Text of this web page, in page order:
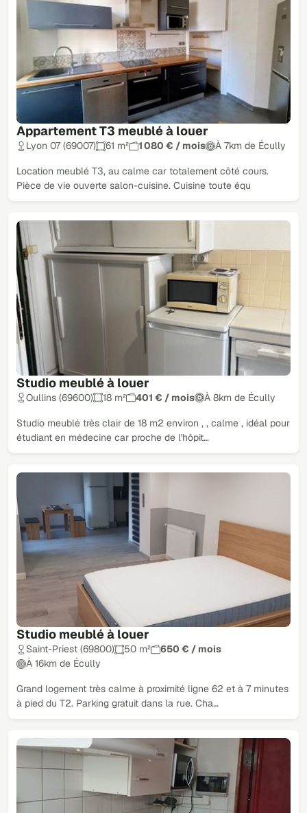
Appartement T3 meublé à louer
Lyon 07 (69007) 61 m² 1 080 € / mois À 7km de Écully
Location meublé T3, au calme car totalement côté cours.
Pièce de vie ouverte salon-cuisine. Cuisine toute équ
Studio meublé à louer
Oullins (69600) 18 m² 401 € / mois À 8km de Écully
Studio meublé très clair de 18 m2 environ , , calme , idéal pour
étudiant en médecine car proche de l'hôpit…
Studio meublé à louer
Saint-Priest (69800) 50 m²
650 € / mois
À 16km de Écully
Grand logement très calme à proximité ligne 62 et à 7 minutes
à pied du T2. Parking gratuit dans la rue. Cha…